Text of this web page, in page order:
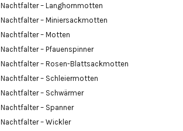
Nachtfalter – Langhornmotten
Nachtfalter – Miniersackmotten
Nachtfalter – Motten
Nachtfalter – Pfauenspinner
Nachtfalter – Rosen-Blattsackmotten
Nachtfalter – Schleiermotten
Nachtfalter – Schwärmer
Nachtfalter – Spanner
Nachtfalter – Wickler